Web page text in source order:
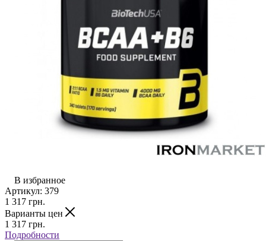
В избранное
Артикул: 379
1 317 грн.
Варианты цен
1 317 грн.
Подробности